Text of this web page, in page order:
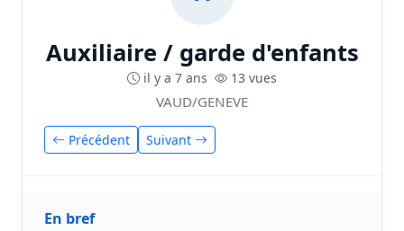
Auxiliaire / garde d'enfants
il y a 7 ans 13 vues
VAUD/GENEVE
Précédent Suivant
En bref